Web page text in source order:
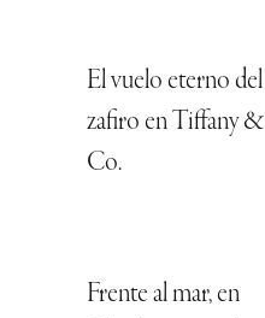
El vuelo eterno del
zafiro en Tiffany &
Co.
Frente al mar, en